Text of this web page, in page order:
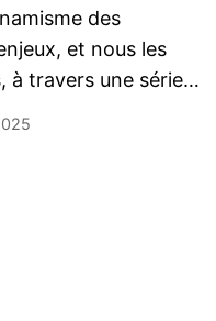
des
et nous les
à travers une série…